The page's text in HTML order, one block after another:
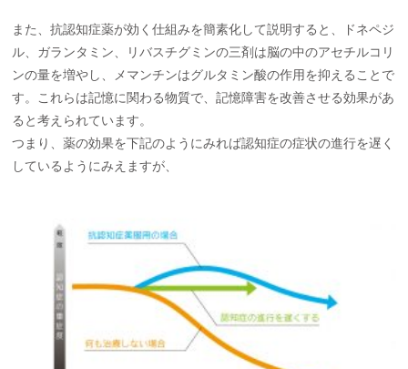
また、抗認知症薬が効く仕組みを簡素化して説明すると、ドネペジ
ル、ガランタミン、リバスチグミンの三剤は脳の中のアセチルコリ
ンの量を増やし、メマンチンはグルタミン酸の作用を抑えることで
す。これらは記憶に関わる物質で、記憶障害を改善させる効果があ
ると考えられています。
つまり、薬の効果を下記のようにみれば認知症の症状の進行を遅く
しているようにみえますが、